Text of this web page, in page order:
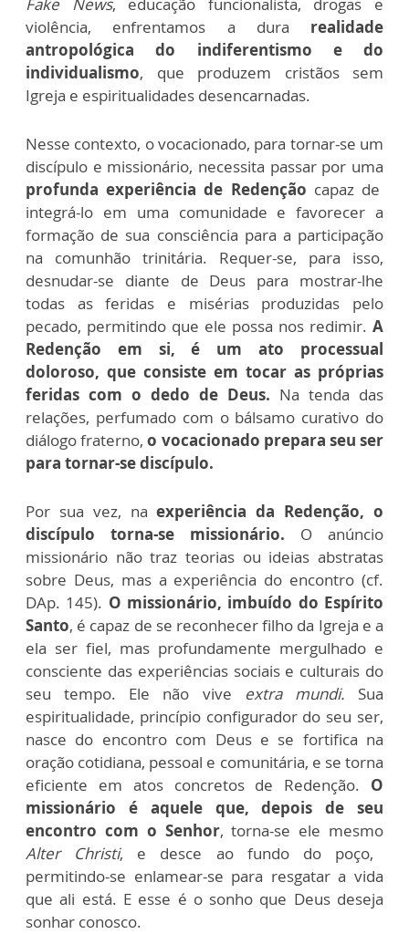
Fake News, educação funcionalista, drogas e
violência, enfrentamos a dura realidade
antropológica do indiferentismo e do
individualismo, que produzem cristãos sem
Igreja e espiritualidades desencarnadas.
Nesse contexto, o vocacionado, para tornar-se um
discípulo e missionário, necessita passar por uma
profunda experiência de Redenção capaz de
integrá-lo em uma comunidade e favorecer a
formação de sua consciência para a participação
na comunhão trinitária. Requer-se, para isso,
desnudar-se diante de Deus para mostrar-lhe
todas as feridas e misérias produzidas pelo
pecado, permitindo que ele possa nos redimir. A
Redenção em si, é um ato processual
doloroso, que consiste em tocar as próprias
feridas com o dedo de Deus. Na tenda das
relações, perfumado com o bálsamo curativo do
diálogo fraterno,o vocacionado prepara seu ser
para tornar-se discípulo.
Por sua vez, naexperiência da Redenção, o
discípulo torna-se missionário. O anúncio
missionário não traz teorias ou ideias abstratas
sobre Deus, mas a experiência do encontro (cf.
DAp. 145). O missionário, imbuído do Espírito
Santo, é capaz de se reconhecer filho da Igreja e a
ela ser fiel, mas profundamente mergulhado e
consciente das experiências sociais e culturais do
seu tempo. Ele não vive extra mundi. Sua
espiritualidade, princípio configurador do seu ser,
nasce do encontro com Deus e se fortifica na
oração cotidiana, pessoal e comunitária, e se torna
eficiente em atos concretos de Redenção. O
missionário é aquele que, depois de seu
encontro com o Senhor, torna-se ele mesmo
Alter Christi, e desce ao fundo do poço,
permitindo-se enlamear-se para resgatar a vida
que ali está. E esse é o sonho que Deus deseja
sonhar conosco.